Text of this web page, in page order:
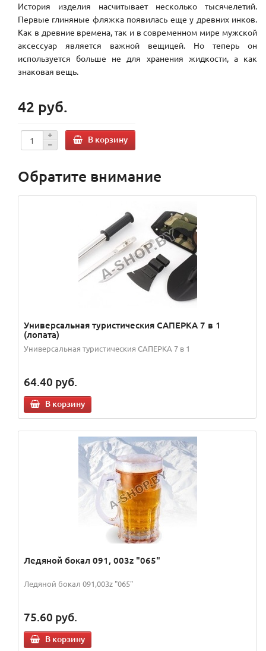
История изделия насчитывает несколько тысячелетий.
Первые глиняные фляжка появилась еще у древних инков.
Как в древние времена, так и в современном мире мужской
аксессуар является важной вещицей. Но теперь он
используется больше не для хранения жидкости, а как
знаковая вещь.
42 руб.
В корзину
Обратите внимание
Универсальная туристическия САПЕРКА 7 в 1
(лопата)
Универсальная туристическия САПЕРКА 7 в 1
64.40 руб.
В корзину
Ледяной бокал 091, 003z "065"
Ледяной бокал 091,003z "065"
75.60 руб.
В корзину